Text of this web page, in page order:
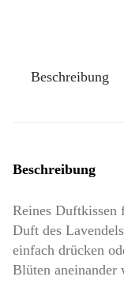
Witzige
Beschreibung
Beschreibung
Reines Duftkissen
Duft des
einfach drücken
Blüten aneinander